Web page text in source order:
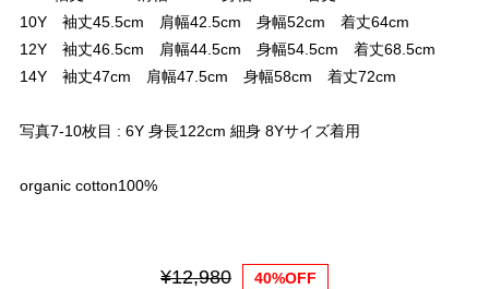
10Y 袖丈45.5cm 肩幅42.5cm 身幅52cm 着丈64cm
12Y 袖丈46.5cm 肩幅44.5cm 身幅54.5cm 着丈68.5cm
14Y 袖丈47cm 肩幅47.5cm 身幅58cm 着丈72cm
写真7-10枚目 : 6Y 身長122cm 細身 8Yサイズ着用
organic cotton100%
¥12,980 40%OFF